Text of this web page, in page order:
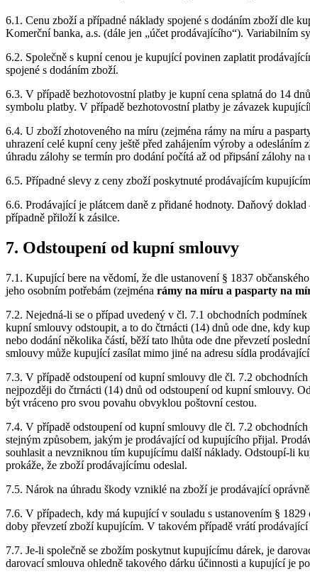
6.1. Cenu zboží a případné náklady spojené s dodáním zboží dle
Komerční banka, a.s. (dále jen „účet prodávajícího“). Variabilním
6.2. Společně s kupní cenou je kupující povinen zaplatit
spojené s dodáním zboží.
6.3. V případě bezhotovostní platby je kupní cena splatná do 14
symbolu platby. V případě bezhotovostní platby je závazek
6.4. U zboží zhotoveného na míru (zejména rámy na míru a
uhrazení celé kupní ceny ještě před zahájením výroby a
úhradu zálohy se termín pro dodání počítá až od připsání zálohy na
6.5. Případné slevy z ceny zboží poskytnuté prodávajícím
6.6. Prodávající je plátcem daně z přidané hodnoty. Daňový
případně přiloží k zásilce.
7. Odstoupení od kupní smlouvy
7.1. Kupující bere na vědomí, že dle ustanovení § 1837
jeho osobním potřebám (zejména rámy na míru a pasparty na
7.2. Nejedná-li se o případ uvedený v čl. 7.1 obchodních
kupní smlouvy odstoupit, a to do čtrnácti (14) dnů ode dne, kdy
nebo dodání několika částí, běží tato lhůta ode dne převzetí
smlouvy může kupující zasílat mimo jiné na adresu sídla
7.3. V případě odstoupení od kupní smlouvy dle čl. 7.2
nejpozději do čtrnácti (14) dnů od odstoupení od kupní smlouvy.
být vráceno pro svou povahu obvyklou poštovní cestou.
7.4. V případě odstoupení od kupní smlouvy dle čl. 7.2
stejným způsobem, jakým je prodávající od kupujícího přijal.
souhlasit a nevzniknou tím kupujícímu další náklady. Odstoupí-li
prokáže, že zboží prodávajícímu odeslal.
7.5. Nárok na úhradu škody vzniklé na zboží je prodávající
7.6. V případech, kdy má kupující v souladu s ustanovením §
doby převzetí zboží kupujícím. V takovém případě vrátí
7.7. Je-li společně se zbožím poskytnut kupujícímu dárek, je
darovací smlouva ohledně takového dárku účinnosti a kupující je